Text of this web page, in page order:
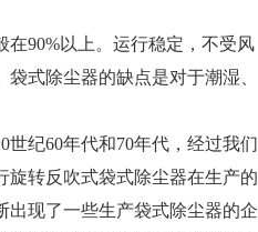
90%以上。运行稳定，不受风
式除尘器的缺点是对于潮湿、
纪60年代和70年代，经过我们
旋转反吹式袋式除尘器在生产的
出现了一些生产袋式除尘器的企